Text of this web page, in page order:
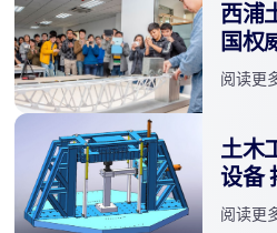
西浦
国权
步认
阅读更
土木
设备
作
阅读更